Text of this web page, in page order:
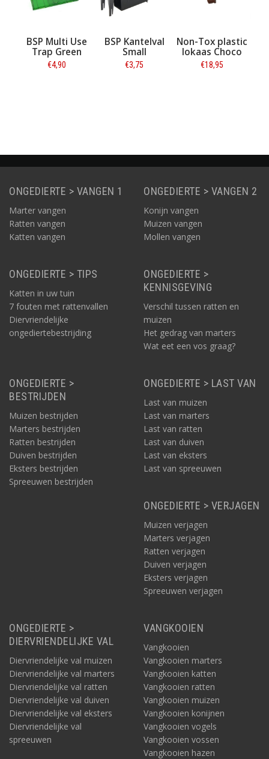
BSP Multi Use
Trap Green
€4,90
BSP Kantelval
Small
€3,75
Non-Tox plastic
lokaas Choco
€18,95
ONGEDIERTE > VANGEN 1
Marter vangen
Ratten vangen
Katten vangen
ONGEDIERTE > VANGEN 2
Konijn vangen
Muizen vangen
Mollen vangen
ONGEDIERTE > TIPS
Katten in uw tuin
7 fouten met rattenvallen
Diervriendelijke
ongediertebestrijding
ONGEDIERTE >
KENNISGEVING
Verschil tussen ratten en
muizen
Het gedrag van marters
Wat eet een vos graag?
ONGEDIERTE >
BESTRIJDEN
Muizen bestrijden
Marters bestrijden
Ratten bestrijden
Duiven bestrijden
Eksters bestrijden
Spreeuwen bestrijden
ONGEDIERTE > LAST VAN
Last van muizen
Last van marters
Last van ratten
Last van duiven
Last van eksters
Last van spreeuwen
ONGEDIERTE > VERJAGEN
Muizen verjagen
Marters verjagen
Ratten verjagen
Duiven verjagen
Eksters verjagen
Spreeuwen verjagen
ONGEDIERTE >
DIERVRIENDELIJKE VAL
Diervriendelijke val muizen
Diervriendelijke val marters
Diervriendelijke val ratten
Diervriendelijke val duiven
Diervriendelijke val eksters
Diervriendelijke val
spreeuwen
VANGKOOIEN
Vangkooien
Vangkooien marters
Vangkooien katten
Vangkooien ratten
Vangkooien muizen
Vangkooien konijnen
Vangkooien vogels
Vangkooien vossen
Vangkooien hazen